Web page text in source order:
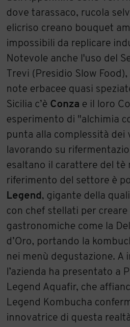
dove tarassaco, rucola
elicriso creano bouquet
impossibili da replicare
Notevole anche l'uso del
Trevi (Presidio Slow
note erbacee quasi
Sicilia c’è Conza e il loro
esperimento di "alchimia
punta alla complessità dei
lavorando su
esaltano il carattere del tè
riferimento del settore è
Legend , gigante della
con chef stellati per
gastronomiche come la
d’Oro, portando la
nei menù degustazione. A
l’azienda ha presentato a
Legend Aquafir, che
Legend Kombucha
innovatrice di questa